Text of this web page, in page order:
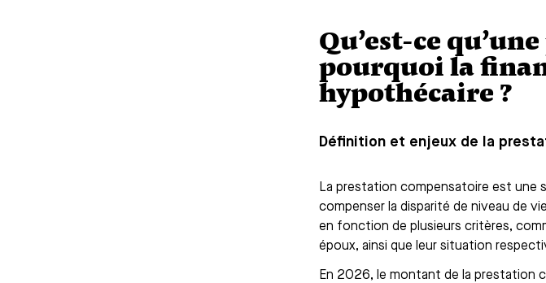
Qu’est-ce
pourquoi la
hypothécaire ?
Définition et enjeux de la
La prestation compensatoire est une
compenser la disparité de niveau de
en fonction de plusieurs critères,
époux, ainsi que leur situation
En 2026, le montant de la prestation